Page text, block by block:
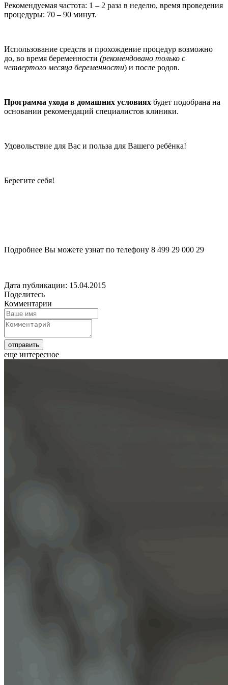
Рекомендуемая частота: 1 – 2 раза в неделю, время проведения
процедуры: 70 – 90 минут.
Использование средств и прохождение процедур возможно
до, во время беременности (рекомендовано только с
четвертого месяца беременности) и после родов.
Программа ухода в домашних условиях будет подобрана на
основании рекомендаций специалистов клиники.
Удовольствие для Вас и польза для Вашего ребёнка!
Берегите себя!
Подробнее Вы можете узнат по телефону 8 499 29 000 29
Дата публикации: 15.04.2015
Поделитесь
Комментарии
еще интересное